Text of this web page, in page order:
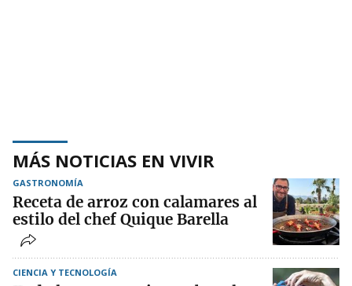
MÁS NOTICIAS EN VIVIR
GASTRONOMÍA
Receta de arroz con calamares al
estilo del chef Quique Barella
CIENCIA Y TECNOLOGÍA